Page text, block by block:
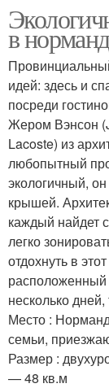
в
идей: здесь и
посреди
Жером Вэнсон
Lacoste) из
любопытный
экологичный,
крышей.
каждый найдет
легко
отдохнуть в
несколько
Место :
семьи,
Размер :
— 48 кв.м